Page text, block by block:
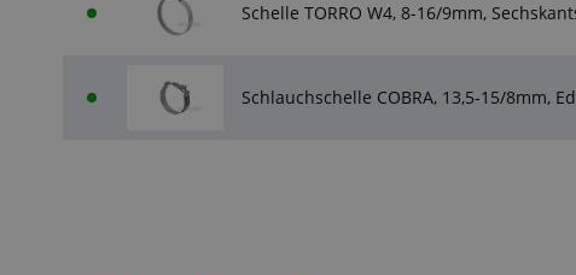
Schelle TORRO W4, 8-16/9mm,
Schlauchschelle COBRA, 13,5-15/8mm,